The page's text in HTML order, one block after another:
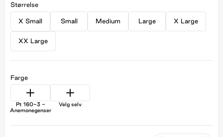
Størrelse
X Small Small Medium Large X Large
XX Large
Farge
Pt 160-3 -
Anemonegenser
Velg selv